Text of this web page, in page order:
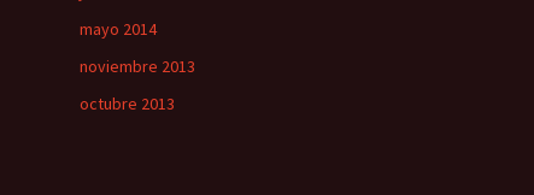
mayo 2014
noviembre 2013
octubre 2013